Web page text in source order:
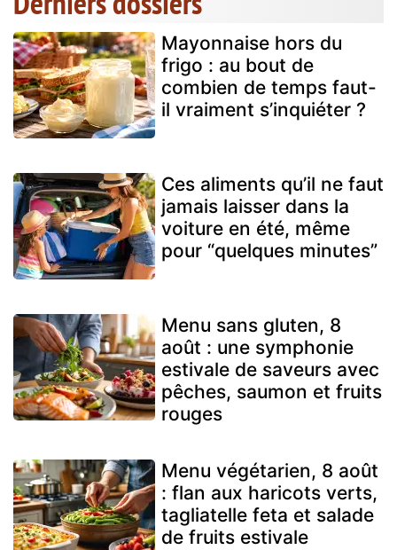
Mayonnaise hors du
frigo : au bout de
combien de temps faut-
il vraiment s’inquiéter ?
Ces aliments qu’il ne faut
jamais laisser dans la
voiture en été, même
pour “quelques minutes”
Menu sans gluten, 8
août : une symphonie
estivale de saveurs avec
pêches, saumon et fruits
rouges
Menu végétarien, 8 août
: flan aux haricots verts,
tagliatelle feta et salade
de fruits estivale